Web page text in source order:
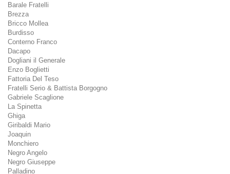
Barale Fratelli
Brezza
Bricco Mollea
Burdisso
Conterno Franco
Dacapo
Dogliani il Generale
Enzo Boglietti
Fattoria Del Teso
Fratelli Serio & Battista Borgogno
Gabriele Scaglione
La Spinetta
Ghiga
Giribaldi Mario
Joaquin
Monchiero
Negro Angelo
Negro Giuseppe
Palladino